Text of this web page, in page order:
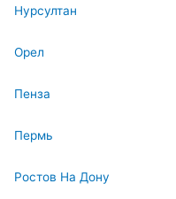
Нурсултан
Орел
Пенза
Пермь
Ростов На Дону